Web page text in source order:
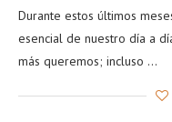
Durante estos últimos
esencial de nuestro día a
más queremos; incluso …